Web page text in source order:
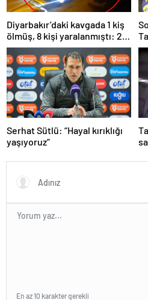
Diyarbakır’daki kavgada 1 kiş
ölmüş, 8 kişi yaralanmıştı: 22
kişi tutuklandı!
Serhat Sütlü: “Hayal kırıklığı
yaşıyoruz”
En az 10 karakter gerekli